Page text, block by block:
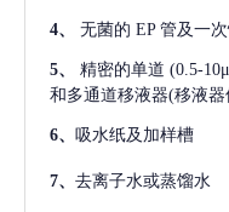
4、 无菌的 EP 管及一
5、 精密的单道 (0.5-
和多通道移液器(移液器
6、 吸水纸及加样槽
7、 去离子水或蒸馏水